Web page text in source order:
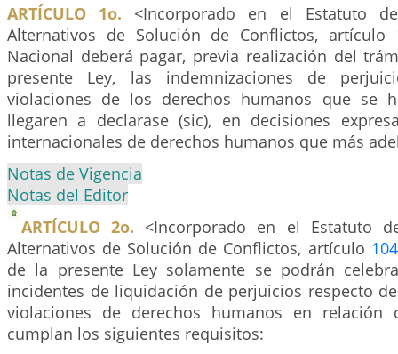
ARTÍCULO 1o. <Incorporado en el Estatuto
Alternativos de Solución de Conflictos, artículo
Nacional deberá pagar, previa realización del
presente Ley, las indemnizaciones de
violaciones de los derechos humanos que se
llegaren a declarase (sic), en decisiones
internacionales de derechos humanos que más
Notas de Vigencia
Notas del Editor
ARTÍCULO 2o. <Incorporado en el Estatuto
Alternativos de Solución de Conflictos, artículo 104
de la presente Ley solamente se podrán
incidentes de liquidación de perjuicios respecto
violaciones de derechos humanos en relación
cumplan los siguientes requisitos: